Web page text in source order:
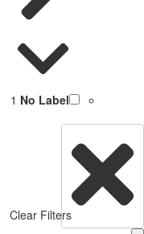
No Label
1
Clear Filters